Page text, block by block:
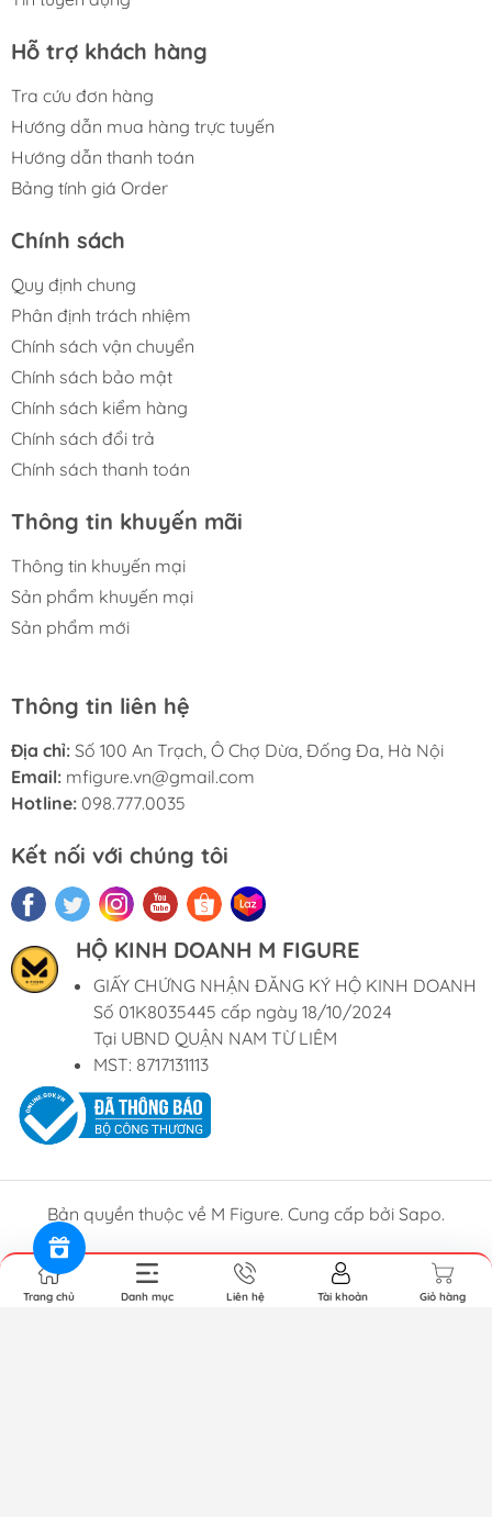
Hỗ trợ khách hàng
Tra cứu đơn hàng
Hướng dẫn mua hàng trực tuyến
Hướng dẫn thanh toán
Bảng tính giá Order
Chính sách
Quy định chung
Phân định trách nhiệm
Chính sách vận chuyển
Chính sách bảo mật
Chính sách kiểm hàng
Chính sách đổi trả
Chính sách thanh toán
Thông tin khuyến mãi
Thông tin khuyến mại
Sản phẩm khuyến mại
Sản phẩm mới
Thông tin liên hệ
Địa chỉ: Số 100 An Trạch, Ô Chợ Dừa, Đống Đa, Hà Nội
Email: mfigure.vn@gmail.com
Hotline: 098.777.0035
Kết nối với chúng tôi
HỘ KINH DOANH M FIGURE
GIẤY CHỨNG NHẬN ĐĂNG KÝ HỘ KINH DOANH
Số 01K8035445 cấp ngày 18/10/2024
Tại UBND QUẬN NAM TỪ LIÊM
MST: 8717131113
Bản quyền thuộc về M Figure. Cung cấp bởi Sapo.
Trang chủ Danh mục Liên hệ Tài khoản Giỏ hàng